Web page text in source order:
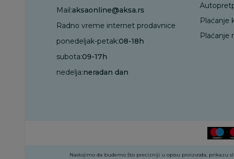
Mail:aksaonline@aksa.rs
Radno vreme internet prodavnice
ponedeljak-petak:08-18h
subota:09-17h
nedelja:neradan dan
Plaćanje
Plaćanje
Nastojimo da budemo što precizniji u opisu proizvoda, prikazu